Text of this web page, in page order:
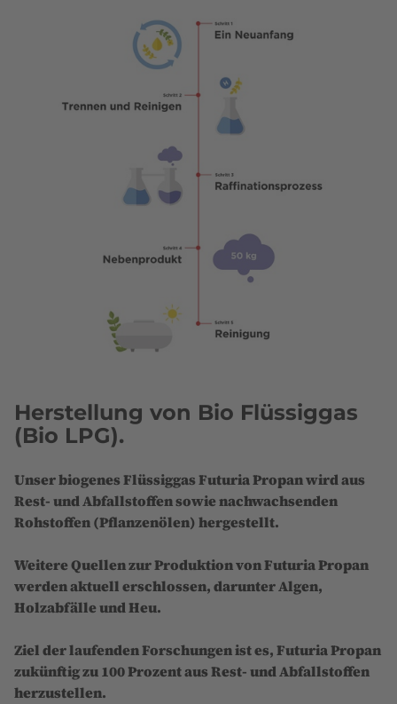
Herstellung von Bio Flüssiggas
(Bio LPG).
Unser biogenes Flüssiggas Futuria Propan wird aus
Rest- und Abfallstoffen sowie nachwachsenden
Rohstoffen (Pflanzenölen) hergestellt.
Weitere Quellen zur Produktion von Futuria Propan
werden aktuell erschlossen, darunter Algen,
Holzabfälle und Heu.
Ziel der laufenden Forschungen ist es, Futuria Propan
zukünftig zu 100 Prozent aus Rest- und Abfallstoffen
herzustellen.